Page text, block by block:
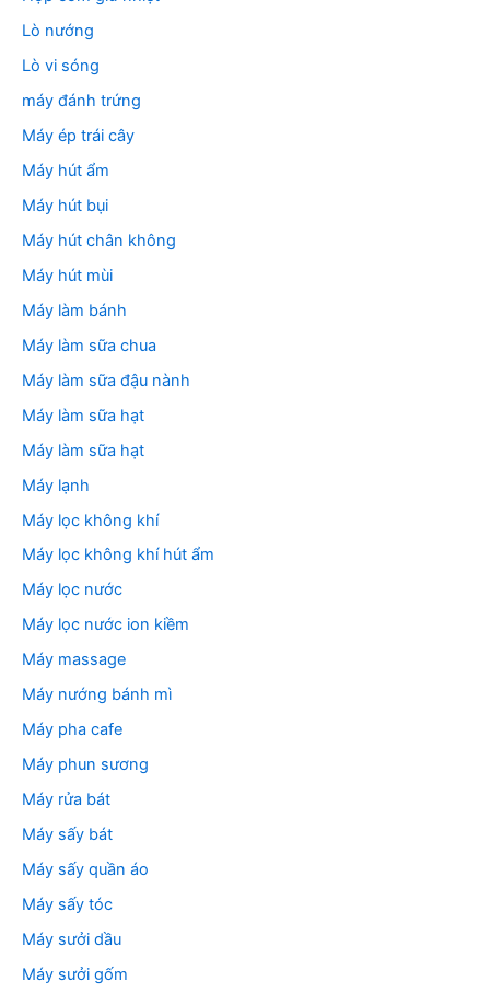
Lò nướng
Lò vi sóng
máy đánh trứng
Máy ép trái cây
Máy hút ẩm
Máy hút bụi
Máy hút chân không
Máy hút mùi
Máy làm bánh
Máy làm sữa chua
Máy làm sữa đậu nành
Máy làm sữa hạt
Máy làm sữa hạt
Máy lạnh
Máy lọc không khí
Máy lọc không khí hút ẩm
Máy lọc nước
Máy lọc nước ion kiềm
Máy massage
Máy nướng bánh mì
Máy pha cafe
Máy phun sương
Máy rửa bát
Máy sấy bát
Máy sấy quần áo
Máy sấy tóc
Máy sưởi dầu
Máy sưởi gốm